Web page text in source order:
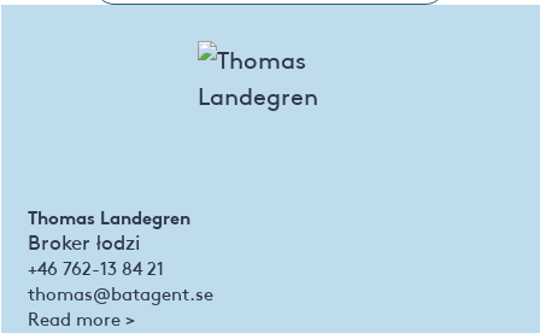
Thomas Landegren
Broker łodzi
+46 762-13 84 21
thomas@batagent.se
Read more >